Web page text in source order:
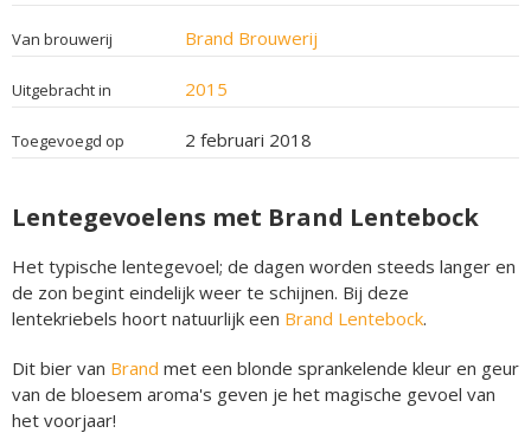
Van brouwerij Brand Brouwerij
Uitgebracht in 2015
Toegevoegd op 2 februari 2018
Lentegevoelens met Brand Lentebock
Het typische lentegevoel; de dagen worden steeds langer en
de zon begint eindelijk weer te schijnen. Bij deze
lentekriebels hoort natuurlijk een Brand Lentebock.
Dit bier van Brand met een blonde sprankelende kleur en geur
van de bloesem aroma's geven je het magische gevoel van
het voorjaar!